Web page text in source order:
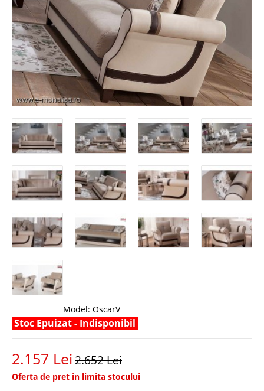
Model: OscarV
Stoc Epuizat - Indisponibil
2.157 Lei2.652 Lei
Oferta de pret in limita stocului